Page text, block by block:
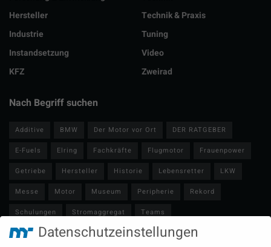
Hersteller
Industrie
Instandsetzung
KFZ
Technik & Praxis
Tuning
Video
Zweirad
Nach Begriff suchen
Additive BMW Der Motor vor Ort
DER RATGEBER
E-Fuels
Elring Fachkräfte Flugmotor
Frauenpower
Getriebe
Hersteller Historie Lebensretter
LKW
Messe
Motor Museum Peripherie
Rekord
Schulungen
Stromaggregat
Teams
Technische Redaktion
Turbolader Video
Datenschutzeinstellungen